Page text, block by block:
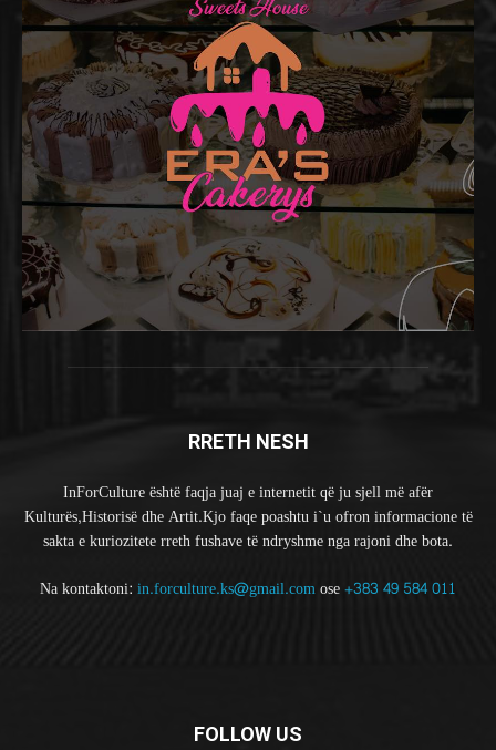
RRETH NESH
InForCulture është faqja juaj e internetit që ju sjell më afër
Kulturës,Historisë dhe Artit.Kjo faqe poashtu i`u ofron informacione të
sakta e kuriozitete rreth fushave të ndryshme nga rajoni dhe bota.
Na kontaktoni: in.forculture.ks@gmail.comose+383 49 584 011
FOLLOW US